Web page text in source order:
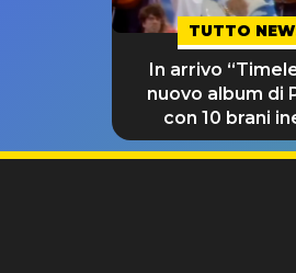
TUTTO
In arrivo
nuovo album di
con 10 brani